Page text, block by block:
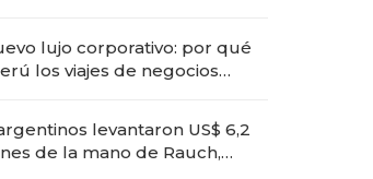
lujo corporativo: por qué
los viajes de negocios
levantaron US$ 6,2
de la mano de Rauch,